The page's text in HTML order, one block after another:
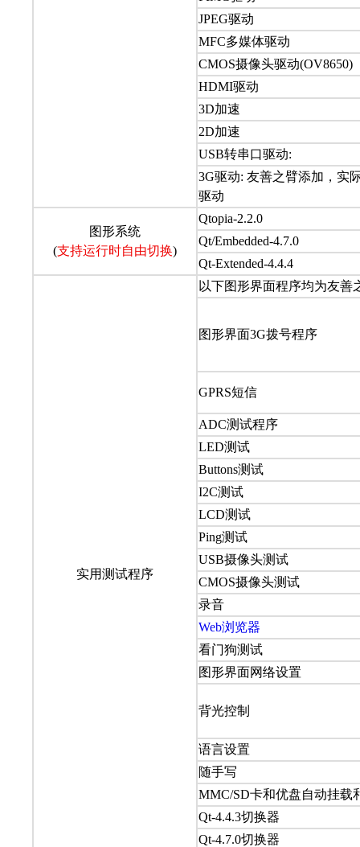
JPEG驱动
MFC多媒体驱动
CMOS摄像头驱动(OV8650)
HDMI驱动
3D加速
2D加速
USB转串口驱动:
3G驱动: 友善之臂添加，实
驱动
图形系统
(支持运行时自由切换)
Qtopia-2.2.0
Qt/Embedded-4.7.0
Qt-Extended-4.4.4
实用测试程序
以下图形界面程序均为友善
图形界面3G拨号程序
GPRS短信
ADC测试程序
LED测试
Buttons测试
I2C测试
LCD测试
Ping测试
USB摄像头测试
CMOS摄像头测试
录音
Web浏览器
看门狗测试
图形界面网络设置
背光控制
语言设置
随手写
MMC/SD卡和优盘自动挂载
Qt-4.4.3切换器
Qt-4.7.0切换器